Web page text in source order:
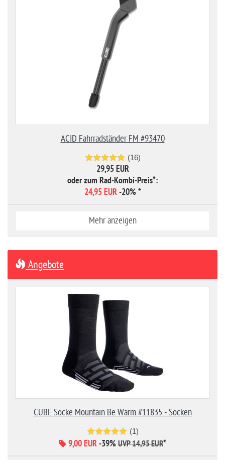
ACID Fahrradständer FM #93470
(16)
29,95 EUR
oder zum Rad-Kombi-Preis*:
24,95 EUR -20%*
Mehr anzeigen
Angebote
CUBE Socke Mountain Be Warm #11835 - Socken
(1)
9,00 EUR-39% UVP 14,95 EUR*